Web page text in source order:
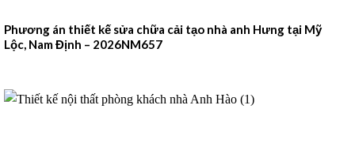
Phương án thiết kế sửa chữa cải tạo nhà anh Hưng tại Mỹ
Lộc, Nam Định – 2026NM657